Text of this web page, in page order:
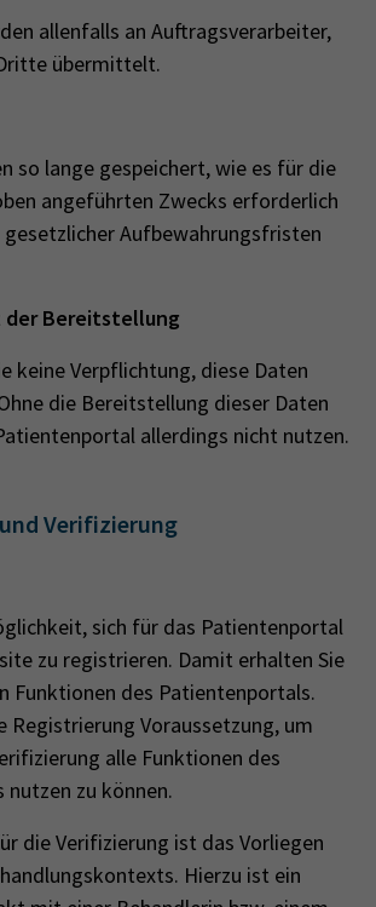
allenfalls an Auftragsverarbeiter,
übermittelt.
so lange gespeichert, wie es für die
angeführten Zwecks erforderlich
gesetzlicher Aufbewahrungsfristen
Bereitstellung
keine Verpflichtung, diese Daten
die Bereitstellung dieser Daten
allerdings nicht nutzen.
Verifizierung
sich für das Patientenportal
zu registrieren. Damit erhalten Sie
Funktionen des Patientenportals.
Registrierung Voraussetzung, um
alle Funktionen des
zu können.
die Verifizierung ist das Vorliegen
Hierzu ist ein